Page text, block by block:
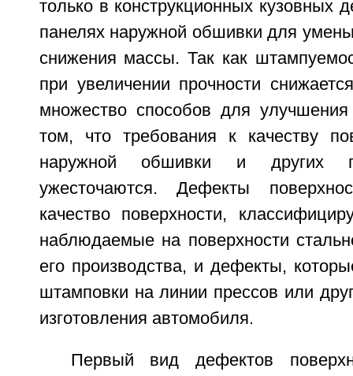
только в конструкционных кузовных
панелях наружной обшивки для
снижения массы. Так как
при увеличении прочности
множество способов для
том, что требования к качеству
наружной обшивки и других
ужесточаются. Дефекты
качество поверхности,
наблюдаемые на поверхности
его производства, и дефекты,
штамповки на линии прессов или
изготовления автомобиля.
Первый вид дефектов